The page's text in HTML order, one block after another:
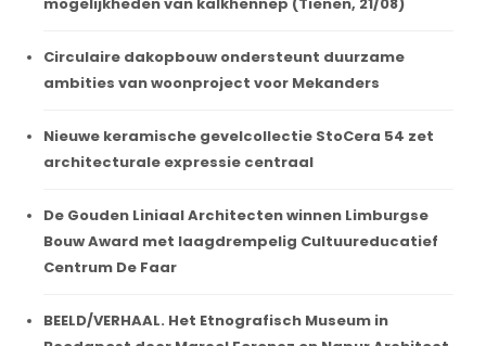
Circulaire dakopbouw ondersteunt duurzame
ambities van woonproject voor Mekanders
Nieuwe keramische gevelcollectie StoCera 54 zet
architecturale expressie centraal
De Gouden Liniaal Architecten winnen Limburgse
Bouw Award met laagdrempelig Cultuureducatief
Centrum De Faar
BEELD/VERHAAL. Het Etnografisch Museum in